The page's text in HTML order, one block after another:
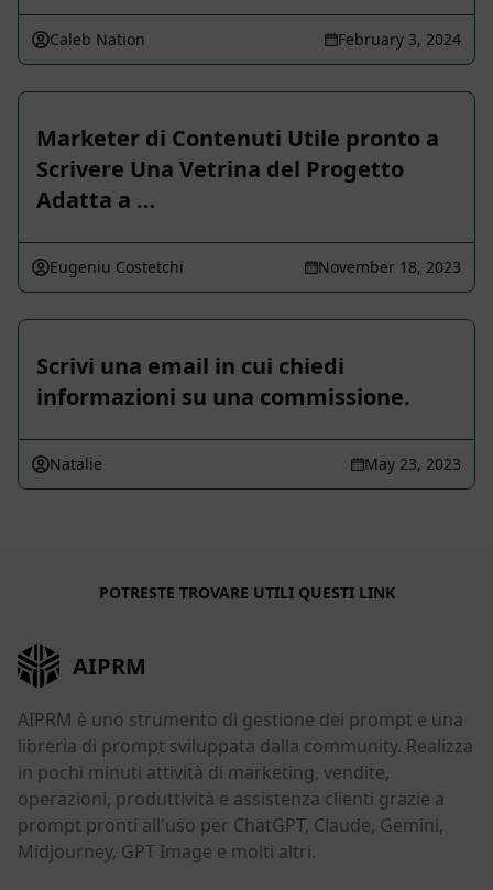
Caleb Nation February 3, 2024
Marketer di Contenuti Utile pronto a
Scrivere Una Vetrina del Progetto
Adatta a …
Eugeniu Costetchi November 18, 2023
Scrivi una email in cui chiedi
informazioni su una commissione.
Natalie May 23, 2023
POTRESTE TROVARE UTILI QUESTI LINK
AIPRM
AIPRM è uno strumento di gestione dei prompt e una
libreria di prompt sviluppata dalla community. Realizza
in pochi minuti attività di marketing, vendite,
operazioni, produttività e assistenza clienti grazie a
prompt pronti all'uso per ChatGPT, Claude, Gemini,
Midjourney, GPT Image e molti altri.